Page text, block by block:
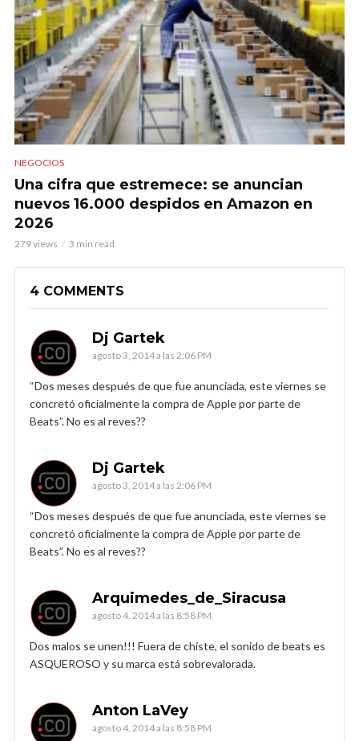
NEGOCIOS
Una cifra que estremece: se anuncian
nuevos 16.000 despidos en Amazon en
2026
279 views 3 min read
4 COMMENTS
Dj Gartek
agosto 3, 2014 a las 2:06 PM
“Dos meses después de que fue anunciada, este viernes se
concretó oficialmente la compra de Apple por parte de
Beats”. No es al reves??
Dj Gartek
agosto 3, 2014 a las 2:06 PM
“Dos meses después de que fue anunciada, este viernes se
concretó oficialmente la compra de Apple por parte de
Beats”. No es al reves??
Arquimedes_de_Siracusa
agosto 4, 2014 a las 8:58 PM
Dos malos se unen!!! Fuera de chiste, el sonido de beats es
ASQUEROSO y su marca está sobrevalorada.
Anton LaVey
agosto 4, 2014 a las 8:58 PM